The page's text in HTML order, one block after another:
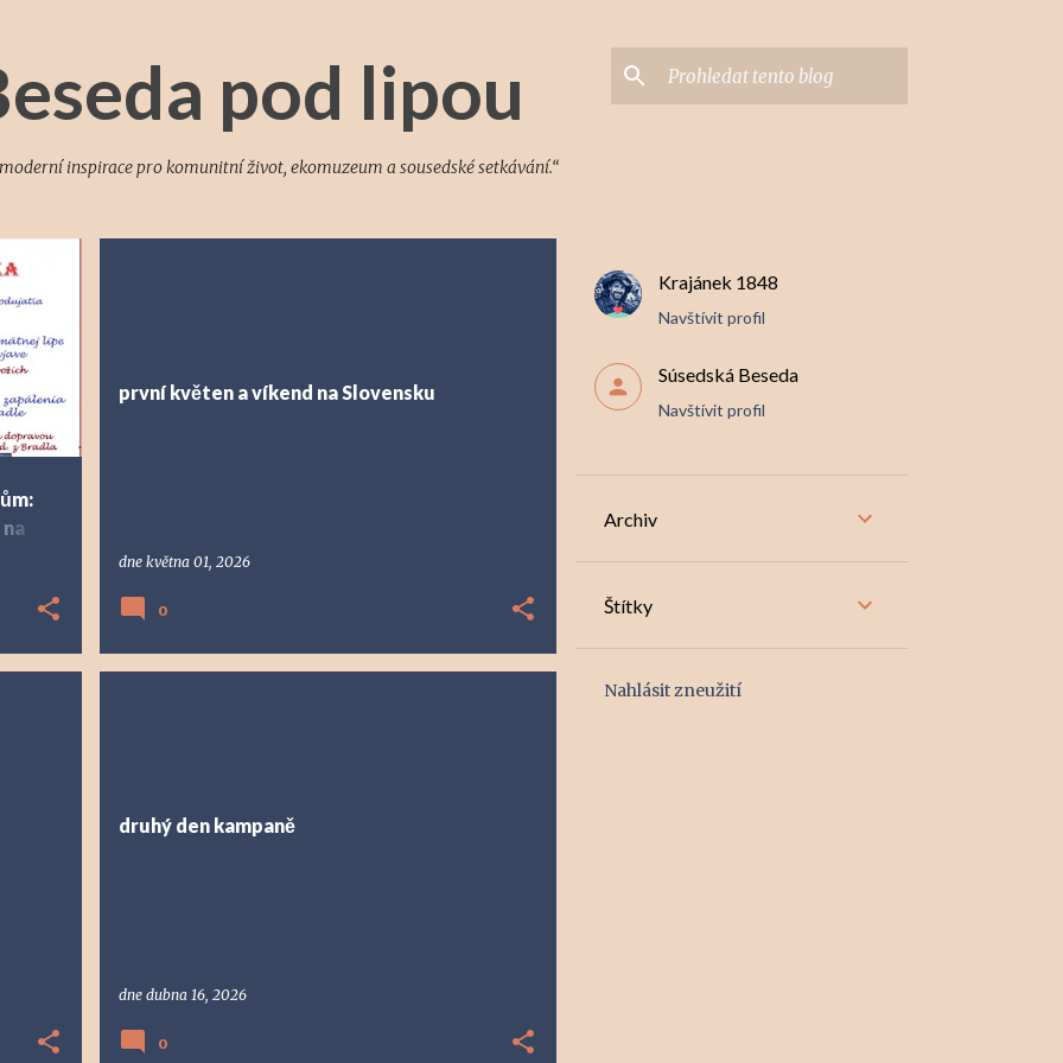
pod lipou
inspirace pro komunitní život, ekomuzeum a sousedské setkávání.“
první květen a víkend na Slovensku
dne května 01, 2026
0
druhý den kampaně
dne dubna 16, 2026
0
Krajánek 1848
Navštívit profil
Súsedská Beseda
Navštívit profil
Archiv
Štítky
Nahlásit zneužití